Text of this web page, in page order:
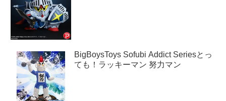
BigBoysToys Sofubi Addict Seriesとっ
ても！ラッキーマン 努力マン